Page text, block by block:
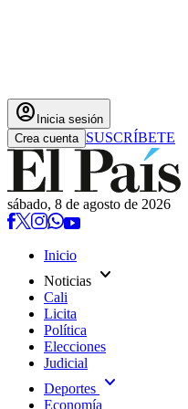
account_circle Inicia sesión
Crea cuenta SUSCRÍBETE
sábado, 8 de agosto de 2026
Inicio
Noticias expand_more
Cali
Licita
Política
Elecciones
Judicial
Deportes expand_more
Economía